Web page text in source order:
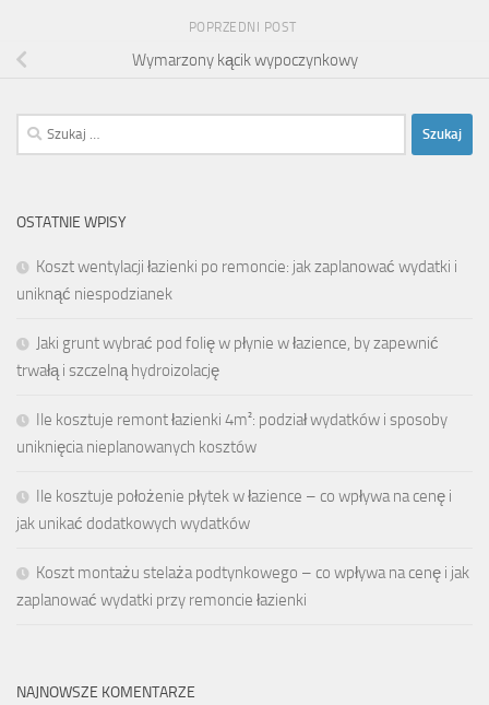
POPRZEDNI POST
Wymarzony kącik wypoczynkowy
Szukaj:
OSTATNIE WPISY
Koszt wentylacji łazienki po remoncie: jak zaplanować wydatki i
uniknąć niespodzianek
Jaki grunt wybrać pod folię w płynie w łazience, by zapewnić
trwałą i szczelną hydroizolację
Ile kosztuje remont łazienki 4m²: podział wydatków i sposoby
uniknięcia nieplanowanych kosztów
Ile kosztuje położenie płytek w łazience – co wpływa na cenę i
jak unikać dodatkowych wydatków
Koszt montażu stelaża podtynkowego – co wpływa na cenę i jak
zaplanować wydatki przy remoncie łazienki
NAJNOWSZE KOMENTARZE